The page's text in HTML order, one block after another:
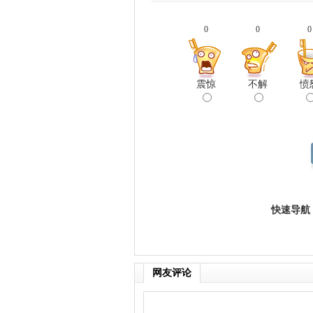
0
震惊
0
不解
0
愤
快速导航
网友评论